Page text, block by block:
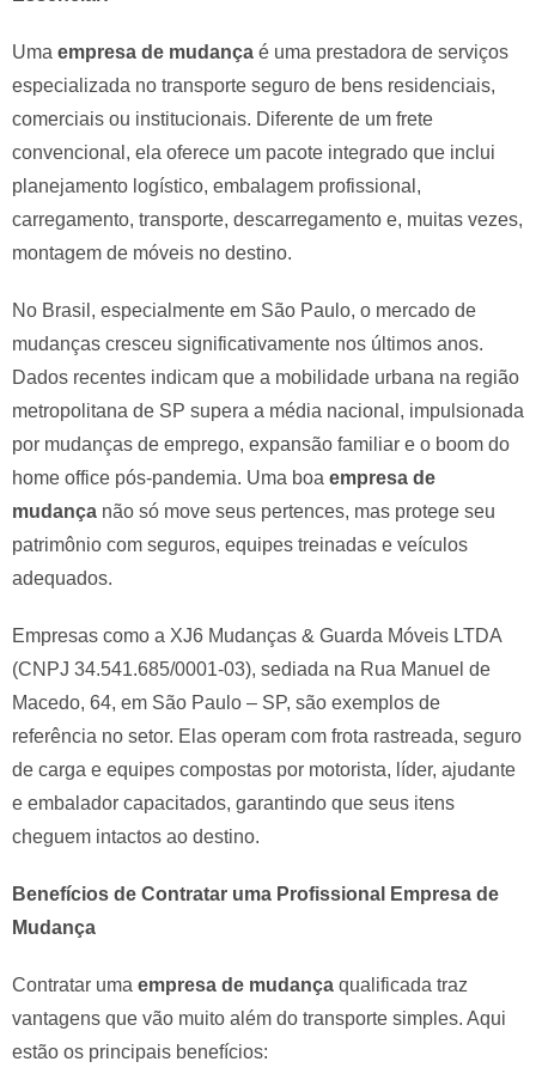
Uma empresa de mudança é uma prestadora de serviços
especializada no transporte seguro de bens residenciais,
comerciais ou institucionais. Diferente de um frete
convencional, ela oferece um pacote integrado que inclui
planejamento logístico, embalagem profissional,
carregamento, transporte, descarregamento e, muitas vezes,
montagem de móveis no destino.
No Brasil, especialmente em São Paulo, o mercado de
mudanças cresceu significativamente nos últimos anos.
Dados recentes indicam que a mobilidade urbana na região
metropolitana de SP supera a média nacional, impulsionada
por mudanças de emprego, expansão familiar e o boom do
home office pós-pandemia. Uma boa empresa de
mudança não só move seus pertences, mas protege seu
patrimônio com seguros, equipes treinadas e veículos
adequados.
Empresas como a XJ6 Mudanças & Guarda Móveis LTDA
(CNPJ 34.541.685/0001-03), sediada na Rua Manuel de
Macedo, 64, em São Paulo – SP, são exemplos de
referência no setor. Elas operam com frota rastreada, seguro
de carga e equipes compostas por motorista, líder, ajudante
e embalador capacitados, garantindo que seus itens
cheguem intactos ao destino.
Benefícios de Contratar uma Profissional Empresa de
Mudança
Contratar uma empresa de mudança qualificada traz
vantagens que vão muito além do transporte simples. Aqui
estão os principais benefícios: